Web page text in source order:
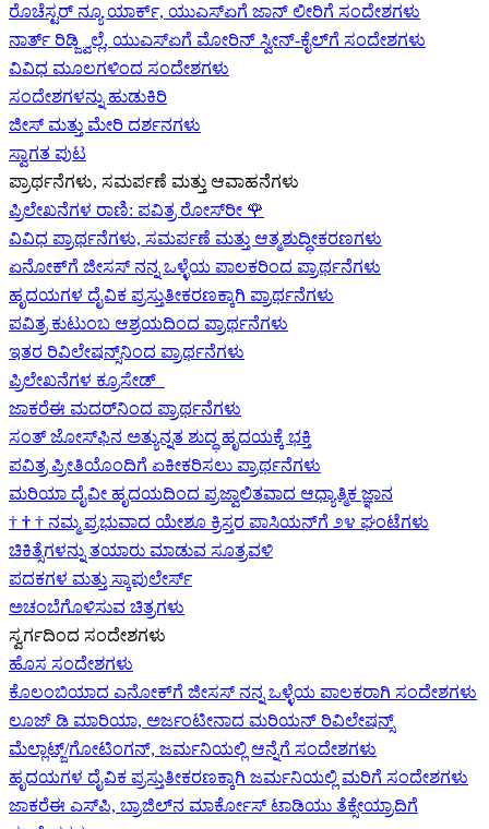
ರೊಚೆಸ್ಟರ್ ನ್ಯೂ ಯಾರ್ಕ್, ಯುಎಸ್‌ಏ‍ಗೆ ಜಾನ್ ಲೀರಿ‍ಗೆ ಸಂದೇಶಗಳು
ನಾರ್ತ್ ರಿಡ್ಜ್ವಿಲ್ಲೆ, ಯುಎಸ್‌ಏ‍ಗೆ ಮೋರಿನ್ ಸ್ವೀನ್-ಕೈಲ್‍ಗೆ ಸಂದೇಶಗಳು
ವಿವಿಧ ಮೂಲಗಳಿಂದ ಸಂದೇಶಗಳು
ಸಂದೇಶಗಳನ್ನು ಹುಡುಕಿರಿ
ಜೀಸ್‌ ಮತ್ತು ಮೇರಿ ದರ್ಶನಗಳು
ಸ್ವಾಗತ ಪುಟ
ಪ್ರಾರ್ಥನೆಗಳು, ಸಮರ್ಪಣೆ ಮತ್ತು ಆವಾಹನೆಗಳು
ಪ್ರಿಲೇಖನೆಗಳ ರಾಣಿ: ಪವಿತ್ರ ರೋಸ್‌ರೀ 🌹
ವಿವಿಧ ಪ್ರಾರ್ಥನೆಗಳು, ಸಮರ್ಪಣೆ ಮತ್ತು ಆತ್ಮಶುದ್ಧೀಕರಣಗಳು
ಏನೋಕ್‍ಗೆ ಜೀಸಸ್ ನನ್ನ ಒಳ್ಳೆಯ ಪಾಲಕರಿಂದ ಪ್ರಾರ್ಥನೆಗಳು
ಹೃದಯಗಳ ದೈವಿಕ ಪ್ರಸ್ತುತೀಕರಣಕ್ಕಾಗಿ ಪ್ರಾರ್ಥನೆಗಳು
ಪವಿತ್ರ ಕುಟುಂಬ ಆಶ್ರಯದಿಂದ ಪ್ರಾರ್ಥನೆಗಳು
ಇತರ ರಿವಿಲೇಷನ್ಸ್‌ನಿಂದ ಪ್ರಾರ್ಥನೆಗಳು
ಪ್ರಿಲೇಖನೆಗಳ ಕ್ರೂಸೇಡ್
ಜಾಕರೆಈ ಮದರ್‌ನಿಂದ ಪ್ರಾರ್ಥನೆಗಳು
ಸಂತ್ ಜೋಸ್‌ಫಿನ ಅತ್ಯುನ್ನತ ಶುದ್ಧ ಹೃದಯಕ್ಕೆ ಭಕ್ತಿ
ಪವಿತ್ರ ಪ್ರೀತಿಯೊಂದಿಗೆ ಏಕೀಕರಿಸಲು ಪ್ರಾರ್ಥನೆಗಳು
ಮರಿಯಾ ದೈವೀ ಹೃದಯದಿಂದ ಪ್ರಜ್ವಾಲಿತವಾದ ಆಧ್ಯಾತ್ಮಿಕ ಜ್ಞಾನ
† † † ನಮ್ಮ ಪ್ರಭುವಾದ ಯೇಶೂ ಕ್ರಿಸ್ತರ ಪಾಸಿಯನ್‌ಗೆ ೨೪ ಘಂಟೆಗಳು
ಚಿಕಿತ್ಸೆಗಳನ್ನು ತಯಾರು ಮಾಡುವ ಸೂತ್ರವಳಿ
ಪದಕಗಳ ಮತ್ತು ಸ್ಕಾಪುಲೇರ್ಸ್
ಅಚಂಬೆಗೊಳಿಸುವ ಚಿತ್ರಗಳು
ಸ್ವರ್ಗದಿಂದ ಸಂದೇಶಗಳು
ಹೊಸ ಸಂದೇಶಗಳು
ಕೊಲಂಬಿಯಾದ ಎನೋಕ್‍ಗೆ ಜೀಸಸ್ ನನ್ನ ಒಳ್ಳೆಯ ಪಾಲಕರಾಗಿ ಸಂದೇಶಗಳು
ಲೂಜ್ ಡಿ ಮಾರಿಯಾ, ಅರ್ಜಂಟೀನಾದ ಮರಿಯನ್ ರಿವಿಲೇಷನ್ಸ್
ಮೆಲ್ಲಾಟ್ಜ್/ಗೋಟಿಂಗನ್, ಜರ್ಮನಿಯಲ್ಲಿ ಆನ್ನೆಗೆ ಸಂದೇಶಗಳು
ಹೃದಯಗಳ ದೈವಿಕ ಪ್ರಸ್ತುತೀಕರಣಕ್ಕಾಗಿ ಜರ್ಮನಿಯಲ್ಲಿ ಮರಿಗೆ ಸಂದೇಶಗಳು
ಜಾಕರೆಈ ಎಸ್‌ಪಿ, ಬ್ರಾಜಿಲ್‌ನ ಮಾರ್ಕೋಸ್ ಟಾಡಿಯು ತೆಕ್ಸೇಯ್ರಾದಿಗೆ